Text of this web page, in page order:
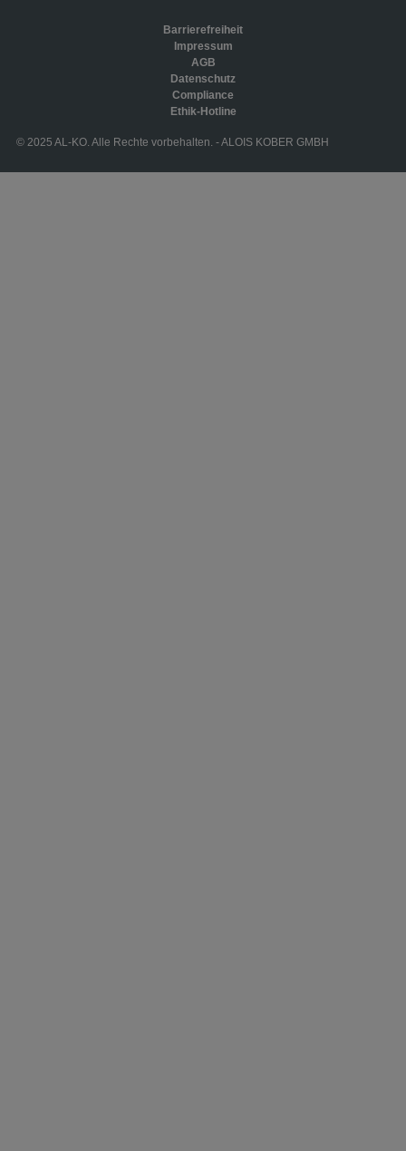
© 2025 AL-KO. Alle Rechte vorbehalten. - ALOIS KOBER GMBH
Barrierefreiheit
Impressum
AGB
Datenschutz
Compliance
Ethik-Hotline